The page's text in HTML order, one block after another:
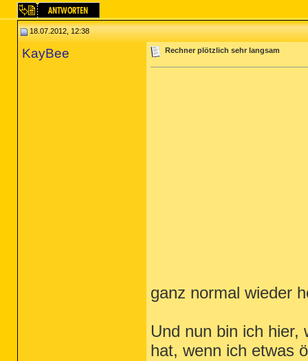
18.07.2012, 12:38
KayBee Rechner plötzlich sehr langsam
ganz normal wieder
Und nun bin ich hier,
hat, wenn ich etwas